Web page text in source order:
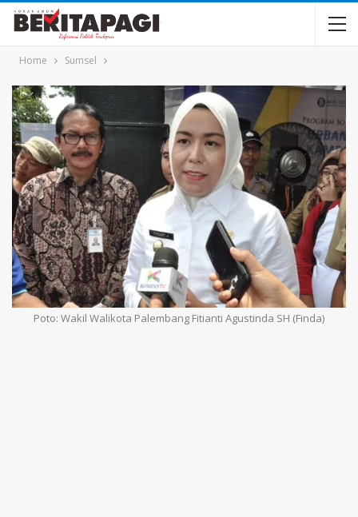
Home Sumsel
Poto: Wakil Walikota Palembang Fitianti Agustinda SH (Finda)